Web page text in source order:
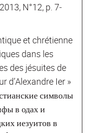
N°12, p. 7‐
et chrétienne
dans les
des jésuites de
d’Alexandre Ier »
символы
в одах и
иезуитов в